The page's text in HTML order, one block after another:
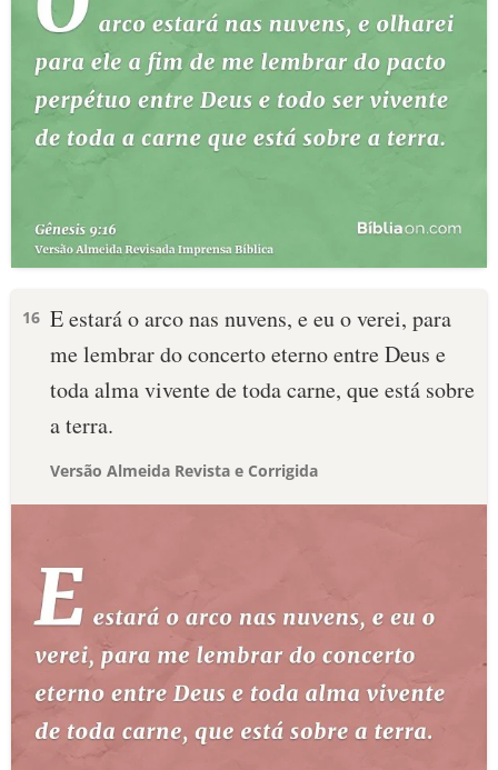
16 E estará o arco nas nuvens, e eu o verei, para
me lembrar do concerto eterno entre Deus e
toda alma vivente de toda carne, que está sobre
a terra.
Versão Almeida Revista e Corrigida